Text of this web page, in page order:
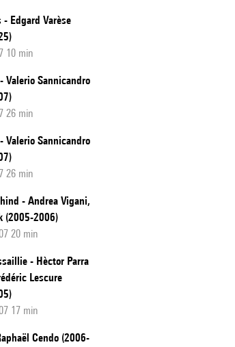
- Edgard Varèse
10 min
Valerio Sannicandro
26 min
Valerio Sannicandro
26 min
- Andrea Vigani,
(2005-2006)
20 min
- Hèctor Parra
Lescure
17 min
Cendo (2006-